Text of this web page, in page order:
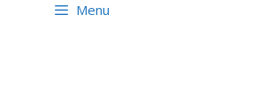
Menu